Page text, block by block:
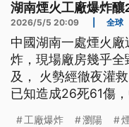
湖南煙火工廠爆炸
2026/5/5 20:09 全球
中國湖南一處煙火
炸，現場廠房幾乎
及， 火勢經徹夜灌
已知造成26死61傷
工廠爆炸 瀏陽